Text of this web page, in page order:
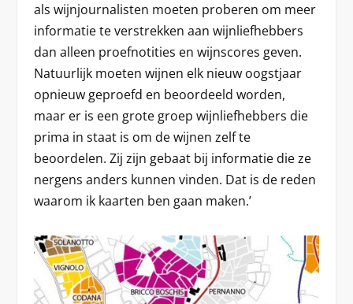
als wijnjournalisten moeten proberen om meer
informatie te verstrekken aan wijnliefhebbers
dan alleen proefnotities en wijnscores geven.
Natuurlijk moeten wijnen elk nieuw oogstjaar
opnieuw geproefd en beoordeeld worden,
maar er is een grote groep wijnliefhebbers die
prima in staat is om de wijnen zelf te
beoordelen. Zij zijn gebaat bij informatie die ze
nergens anders kunnen vinden. Dat is de reden
waarom ik kaarten ben gaan maken.’